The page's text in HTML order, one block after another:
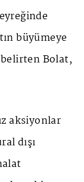
büyümeye
belirten Bolat,
aksiyonlar
dışı